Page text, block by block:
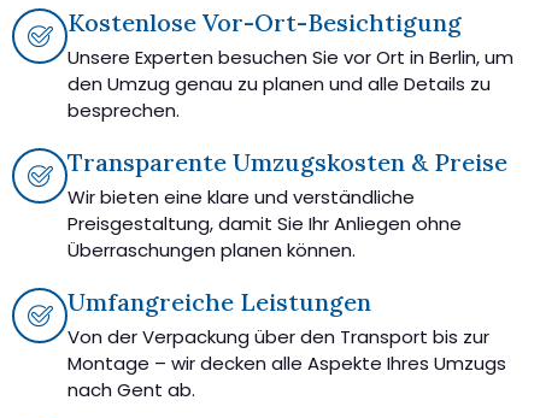
Kostenlose Vor-Ort-Besichtigung
Unsere Experten besuchen Sie vor Ort in Berlin, um
den Umzug genau zu planen und alle Details zu
besprechen.
Transparente Umzugskosten & Preise
Wir bieten eine klare und verständliche
Preisgestaltung, damit Sie Ihr Anliegen ohne
Überraschungen planen können.
Umfangreiche Leistungen
Von der Verpackung über den Transport bis zur
Montage – wir decken alle Aspekte Ihres Umzugs
nach Gent ab.